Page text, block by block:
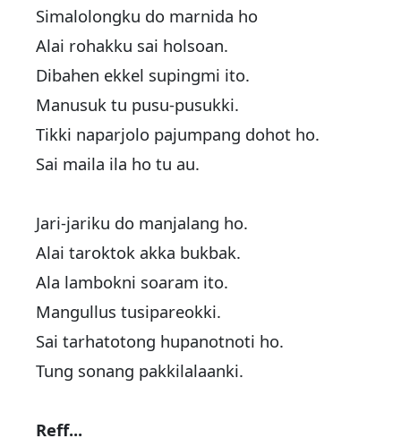
Simalolongku do marnida ho
Alai rohakku sai holsoan.
Dibahen ekkel supingmi ito.
Manusuk tu pusu-pusukki.
Tikki naparjolo pajumpang dohot ho.
Sai maila ila ho tu au.
Jari-jariku do manjalang ho.
Alai taroktok akka bukbak.
Ala lambokni soaram ito.
Mangullus tusipareokki.
Sai tarhatotong hupanotnoti ho.
Tung sonang pakkilalaanki.
Reff...